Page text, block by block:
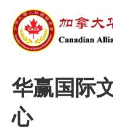
华赢国际
心